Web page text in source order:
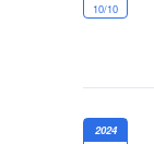
10/10
2024